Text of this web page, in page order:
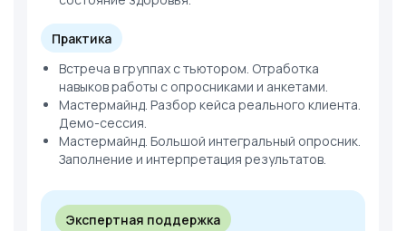
Практика
Встреча в группах с тьютором. Отработка
навыков работы с опросниками и анкетами.
Мастермайнд. Разбор кейса реального клиента.
Демо-сессия.
Мастермайнд. Большой интегральный опросник.
Заполнение и интерпретация результатов.
Экспертная поддержка